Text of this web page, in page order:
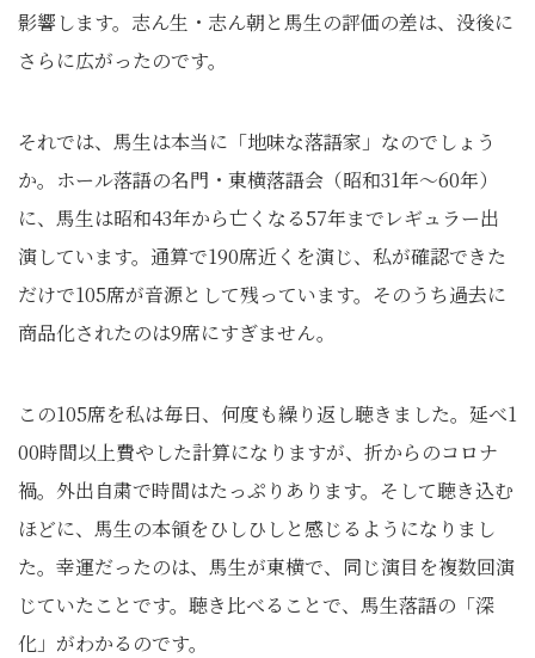
影響します。志ん生・志ん朝と馬生の評価の差は、没後に
さらに広がったのです。
それでは、馬生は本当に「地味な落語家」なのでしょう
か。ホール落語の名門・東横落語会（昭和31年～60年）
に、馬生は昭和43年から亡くなる57年までレギュラー出
演しています。通算で190席近くを演じ、私が確認できた
だけで105席が音源として残っています。そのうち過去に
商品化されたのは9席にすぎません。
この105席を私は毎日、何度も繰り返し聴きました。延べ1
00時間以上費やした計算になりますが、折からのコロナ
禍。外出自粛で時間はたっぷりあります。そして聴き込む
ほどに、馬生の本領をひしひしと感じるようになりまし
た。幸運だったのは、馬生が東横で、同じ演目を複数回演
じていたことです。聴き比べることで、馬生落語の「深
化」がわかるのです。